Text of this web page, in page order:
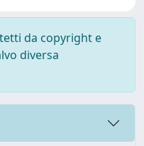
da copyright e
diversa